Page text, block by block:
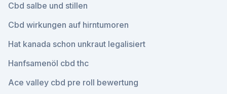
Cbd salbe und stillen
Cbd wirkungen auf hirntumoren
Hat kanada schon unkraut legalisiert
Hanfsamenöl cbd thc
Ace valley cbd pre roll bewertung